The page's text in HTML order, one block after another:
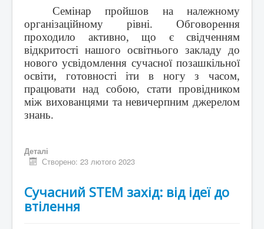
Семінар пройшов на належному
організаційному рівні. Обговорення
проходило активно, що є свідченням
відкритості нашого освітнього закладу до
нового усвідомлення сучасної позашкільної
освіти, готовності іти в ногу з часом,
працювати над собою, стати провідником
між вихованцями та невичерпним джерелом
знань.
Деталі
Створено: 23 лютого 2023
Сучасний STEM захід: від ідеї до
втілення